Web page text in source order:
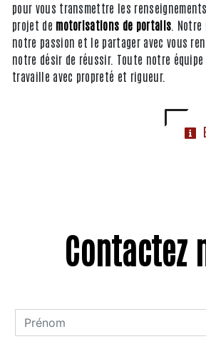
pour vous transmettre les
projet de motorisations de portails .
notre passion et le partager avec vous
notre désir de réussir. Toute notre
travaille avec propreté et rigueur.
Contactez